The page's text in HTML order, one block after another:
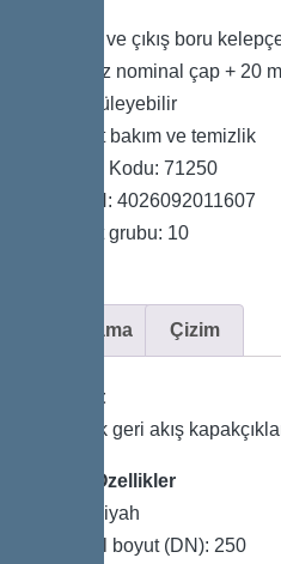
Giriş ve çıkış boru
En az nominal çap + 20
köprüleyebilir
Basit bakım ve temizlik
Ürün Kodu: 71250
GTIN: 4026092011607
Fiyat grubu: 10
Açıklama Çizim
Varyant
Mekanik geri akış
Genel Özellikler
Renk: Siyah
Nominal boyut (DN): 250